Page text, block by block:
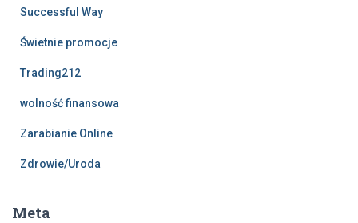
Successful Way
Świetnie promocje
Trading212
wolność finansowa
Zarabianie Online
Zdrowie/Uroda
Meta